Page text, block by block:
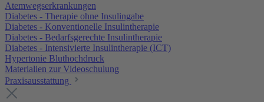
Atemwegserkrankungen
Diabetes - Therapie ohne Insulingabe
Diabetes - Konventionelle Insulintherapie
Diabetes - Bedarfsgerechte Insulintherapie
Diabetes - Intensivierte Insulintherapie (ICT)
Hypertonie Bluthochdruck
Materialien zur Videoschulung
Praxisausstattung